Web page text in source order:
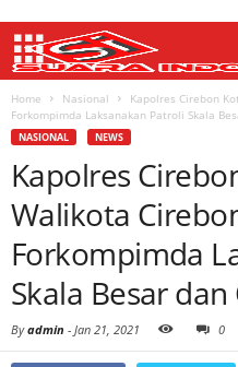
Home Nasional
Kapolres Cirebon
Forkompimda Laksanakan Patroli Skala
NASIONAL NEWS
Kapolres
Walikota
Forkompimda
Skala Besar dan
Byadmin - Jan 21, 2021 0